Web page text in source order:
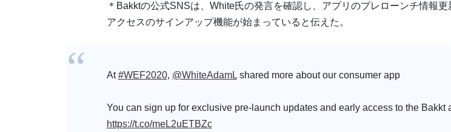
＊Bakktの公式SNSは、White氏の発言を確認し、アプリのプレローンチ情報更
アクセスのサインアップ機能が始まっていると伝えた。
At#WEF2020, @WhiteAdamLshared more about our consumer app
You can sign up for exclusive pre-launch updates and early access to the Bakkt
https://t.co/meL2uETBZc